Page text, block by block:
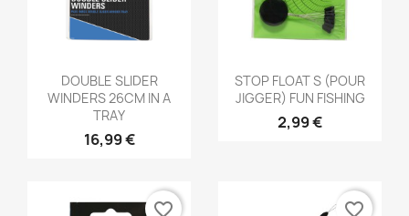
Aperçu rapide
DOUBLE SLIDER
WINDERS 26CM IN A
TRAY
16,99 €
Aperçu rapide
STOP FLOAT S (POUR
JIGGER) FUN FISHING
2,99 €
favorite_border favorite_border